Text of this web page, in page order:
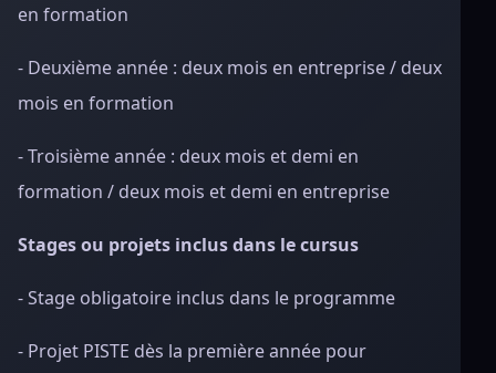
en formation
- Deuxième année : deux mois en entreprise / deux
mois en formation
- Troisième année : deux mois et demi en
formation / deux mois et demi en entreprise
Stages ou projets inclus dans le cursus
- Stage obligatoire inclus dans le programme
- Projet PISTE dès la première année pour